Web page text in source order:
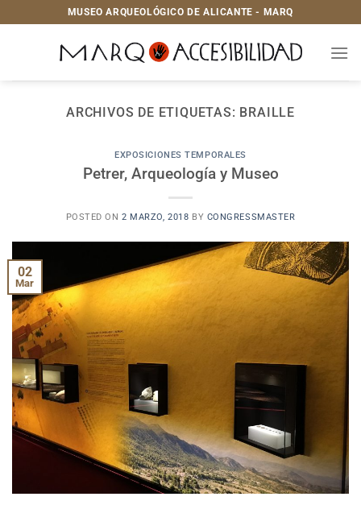
al
MUSEO ARQUEOLÓGICO DE ALICANTE - MARQ
ARCHIVOS DE ETIQUETAS: BRAILLE
EXPOSICIONES TEMPORALES
Petrer, Arqueología y Museo
POSTED ON2 MARZO, 2018 BY CONGRESSMASTER
02
Mar